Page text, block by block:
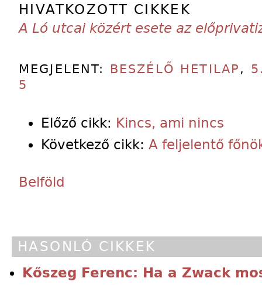
HIVATKOZOTT CIKKEK
A Ló utcai közért esete az
MEGJELENT: BESZÉLŐ HETILAP ,
5
Előző cikk: Kincs, ami nincs
Következő cikk: A feljelentő
Belföld
HASONLÓ CIKKEK
Kőszeg Ferenc: Ha a Zwack